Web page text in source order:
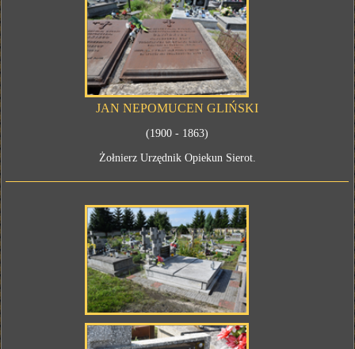
JAN NEPOMUCEN GLIŃSKI
(1900 - 1863)
Żołnierz Urzędnik Opiekun Sierot.